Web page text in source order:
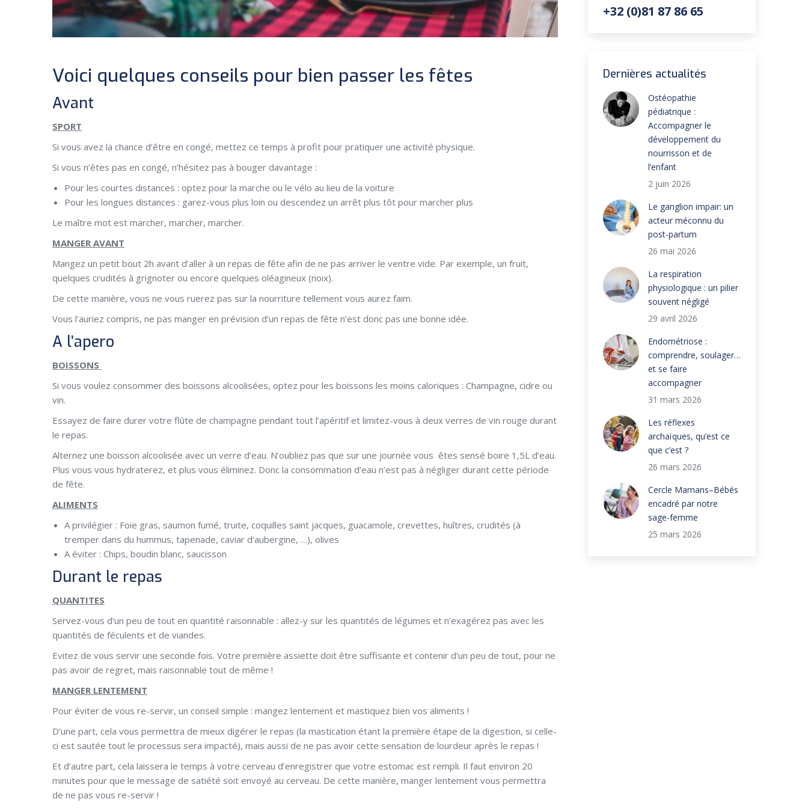
Voici quelques conseils pour bien passer les fêtes
Avant
SPORT
Si vous avez la chance d’être en congé, mettez ce temps à profit pour pratiquer une activité physique.
Si vous n’êtes pas en congé, n’hésitez pas à bouger davantage :
Pour les courtes distances : optez pour la marche ou le vélo au lieu de la voiture
Pour les longues distances : garez-vous plus loin ou descendez un arrêt plus tôt pour marcher plus
Le maître mot est marcher, marcher, marcher.
MANGER AVANT
Mangez un petit bout 2h avant d’aller à un repas de fête afin de ne pas arriver le ventre vide. Par exemple, un fruit,
quelques crudités à grignoter ou encore quelques oléagineux (noix).
De cette manière, vous ne vous ruerez pas sur la nourriture tellement vous aurez faim.
Vous l’auriez compris, ne pas manger en prévision d’un repas de fête n’est donc pas une bonne idée.
A l’apero
BOISSONS
Si vous voulez consommer des boissons alcoolisées, optez pour les boissons les moins caloriques : Champagne, cidre ou
vin.
Essayez de faire durer votre flûte de champagne pendant tout l’apéritif et limitez-vous à deux verres de vin rouge durant
le repas.
Alternez une boisson alcoolisée avec un verre d’eau. N’oubliez pas que sur une journée vous êtes sensé boire 1,5L d’eau.
Plus vous vous hydraterez, et plus vous éliminez. Donc la consommation d’eau n’est pas à négliger durant cette période
de fête.
ALIMENTS
A privilégier : Foie gras, saumon fumé, truite, coquilles saint jacques, guacamole, crevettes, huîtres, crudités (à
tremper dans du hummus, tapenade, caviar d’aubergine, …), olives
A éviter : Chips, boudin blanc, saucisson
Durant le repas
QUANTITES
Servez-vous d’un peu de tout en quantité raisonnable : allez-y sur les quantités de légumes et n’exagérez pas avec les
quantités de féculents et de viandes.
Evitez de vous servir une seconde fois. Votre première assiette doit être suffisante et contenir d’un peu de tout, pour ne
pas avoir de regret, mais raisonnable tout de même !
MANGER LENTEMENT
Pour éviter de vous re-servir, un conseil simple : mangez lentement et mastiquez bien vos aliments !
D’une part, cela vous permettra de mieux digérer le repas (la mastication étant la première étape de la digestion, si celle-
ci est sautée tout le processus sera impacté), mais aussi de ne pas avoir cette sensation de lourdeur après le repas !
Et d’autre part, cela laissera le temps à votre cerveau d’enregistrer que votre estomac est rempli. Il faut environ 20
minutes pour que le message de satiété soit envoyé au cerveau. De cette manière, manger lentement vous permettra
de ne pas vous re-servir !
+32 (0)81 87 86 65
Dernières actualités
Ostéopathie
pédiatrique :
Accompagner le
développement du
nourrisson et de
l’enfant
2 juin 2026
Le ganglion impair: un
acteur méconnu du
post-partum
26 mai 2026
La respiration
physiologique : un pilier
souvent négligé
29 avril 2026
Endométriose :
comprendre, soulager…
et se faire
accompagner
31 mars 2026
Les réflexes
archaïques, qu’est ce
que c’est ?
26 mars 2026
Cercle Mamans–Bébés
encadré par notre
sage-femme
25 mars 2026